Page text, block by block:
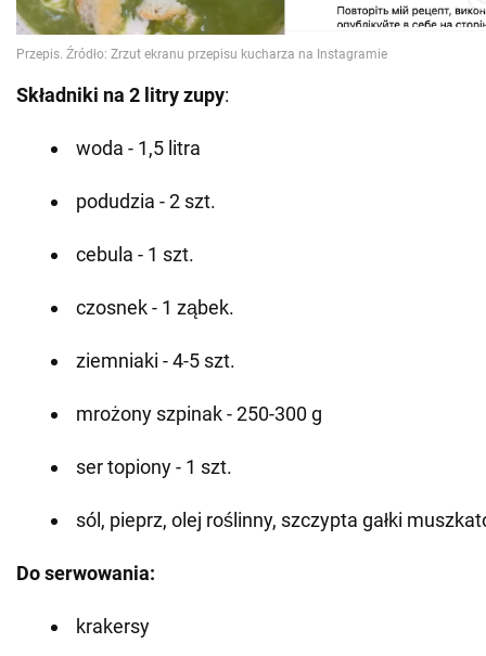
Składniki na 2 litry zupy:
woda - 1,5 litra
podudzia - 2 szt.
cebula - 1 szt.
czosnek - 1 ząbek.
ziemniaki - 4-5 szt.
mrożony szpinak - 250-300 g
ser topiony - 1 szt.
sól, pieprz, olej roślinny, szczypta gałki
Do serwowania:
krakersy